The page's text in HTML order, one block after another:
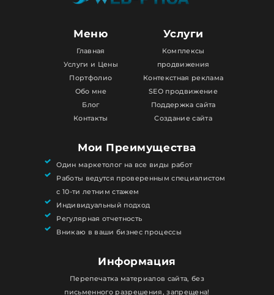
Меню
Главная
Услуги и Цены
Портфолио
Обо мне
Блог
Контакты
Услуги
Комплексы
продвижения
Контекстная реклама
SEO продвижение
Поддержка сайта
Создание сайта
Мои Преимущества
Один маркетолог на все виды работ
Работы ведутся проверенным специалистом
с 10-ти летним стажем
Индивидуальный подход
Регулярная отчетность
Вникаю в ваши бизнес процессы
Информация
Перепечатка материалов сайта, без
письменного разрешения, запрещена!